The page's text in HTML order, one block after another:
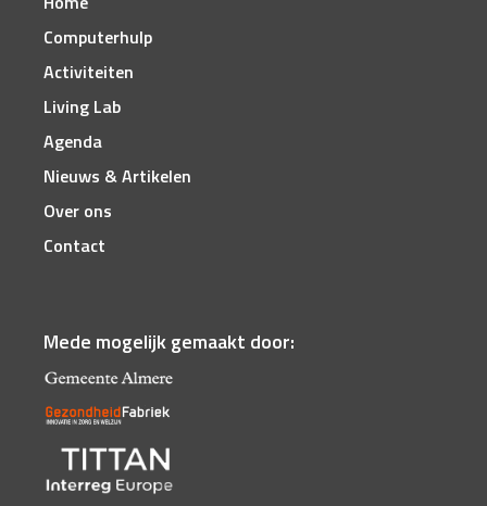
Computerhulp
Activiteiten
Living Lab
Agenda
Nieuws & Artikelen
Over ons
Contact
Mede mogelijk gemaakt door: